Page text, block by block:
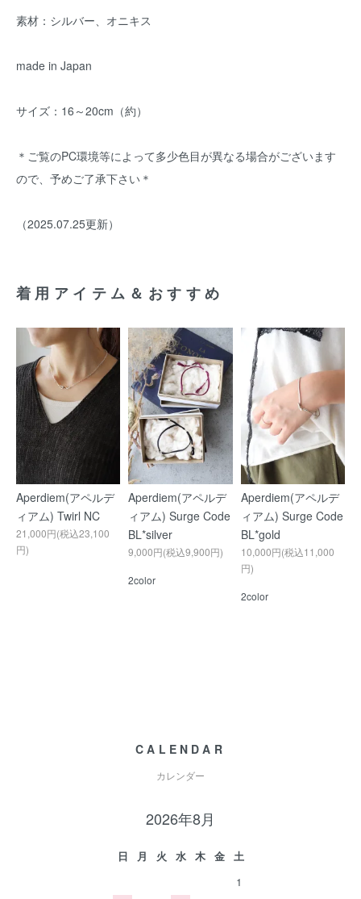
素材：シルバー、オニキス
made in Japan
サイズ：16～20cm（約）
＊ご覧のPC環境等によって多少色目が異なる場合がございます
ので、予めご了承下さい＊
（2025.07.25更新）
着用アイテム＆おすすめ
Aperdiem(アペルデ
ィアム) Twirl NC
21,000円(税込23,100
円)
Aperdiem(アペルデ
ィアム) Surge Code
BL*silver
9,000円(税込9,900円)
2color
Aperdiem(アペルデ
ィアム) Surge Code
BL*gold
10,000円(税込11,000
円)
2color
CALENDAR
カレンダー
2026年8月
日 月 火 水 木 金
土
1